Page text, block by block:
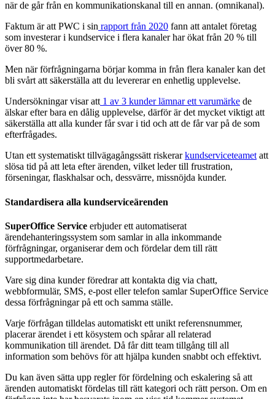
när de går från en kommunikationskanal till en annan. (omnikanal).
Faktum är att PWC i sin rapport från 2020 fann att antalet företag
som investerar i kundservice i flera kanaler har ökat från 20 % till
över 80 %.
Men när förfrågningarna börjar komma in från flera kanaler kan det
bli svårt att säkerställa att du levererar en enhetlig upplevelse.
Undersökningar visar att 1 av 3 kunder lämnar ett varumärke de
älskar efter bara en dålig upplevelse, därför är det mycket viktigt att
säkerställa att alla kunder får svar i tid och att de får var på de som
efterfrågades.
Utan ett systematiskt tillvägagångssätt riskerarkundserviceteamet att
slösa tid på att leta efter ärenden, vilket leder till frustration,
förseningar, flaskhalsar och, dessvärre, missnöjda kunder.
Standardisera alla kundserviceärenden
SuperOffice Service erbjuder ett automatiserat
ärendehanteringssystem som samlar in alla inkommande
förfrågningar, organiserar dem och fördelar dem till rätt
supportmedarbetare.
Vare sig dina kunder föredrar att kontakta dig via chatt,
webbformulär, SMS, e-post eller telefon samlar SuperOffice Service
dessa förfrågningar på ett och samma ställe.
Varje förfrågan tilldelas automatiskt ett unikt referensnummer,
placerar ärendet i ett kösystem och spårar all relaterad
kommunikation till ärendet. Då får ditt team tillgång till all
information som behövs för att hjälpa kunden snabbt och effektivt.
Du kan även sätta upp regler för fördelning och eskalering så att
ärenden automatiskt fördelas till rätt kategori och rätt person. Om en